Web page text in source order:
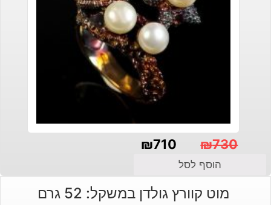
₪730
המקורי
₪710
הנוכחי
הוסף לסל
מוט קוורץ גולדן במשקל: 52 גרם